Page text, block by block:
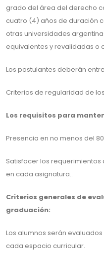
grado del área del derecho
cuatro (4) años de duración
otras universidades
equivalentes y revalidadas o
Los postulantes deberán
Criterios de regularidad de
Los requisitos para
Presencia en no menos del
Satisfacer los
en cada asignatura..
Criterios generales de
graduación:
Los alumnos serán
cada espacio curricular.